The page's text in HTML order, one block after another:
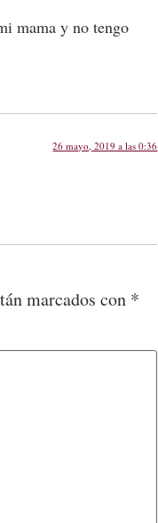
mama y no tengo
26 mayo, 2019 a las 0:36
marcados con *